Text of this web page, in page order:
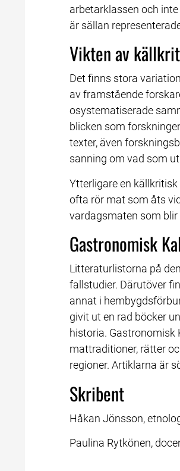
arbetarklassen och
är sällan
Vikten av
Det finns stora
av framstående
osystematiserade
blicken som
texter, även
sanning om vad som
Ytterligare en
ofta rör mat som åts
vardagsmaten som blir
Gastronomisk
Litteraturlistorna på
fallstudier. Därutöver
annat i
givit ut en rad böcker
historia. Gastronomisk
mattraditioner, rätter
regioner. Artiklarna är
Skribent
Håkan Jönsson,
Paulina Rytkönen,